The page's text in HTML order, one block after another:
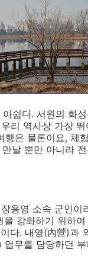
쉽다. 서원의 화
리 역사상 가장
은 물론이요, 체
날 뿐만 아니라
용영 소속 군인이
강화하기 위하
다. 내영(內營)과
무를 담당하던 부